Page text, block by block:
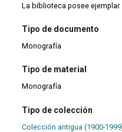
La biblioteca posee ejemplar.
Tipo de documento
Monografía
Tipo de material
Monografía
Tipo de colección
Colección antigua (1900-